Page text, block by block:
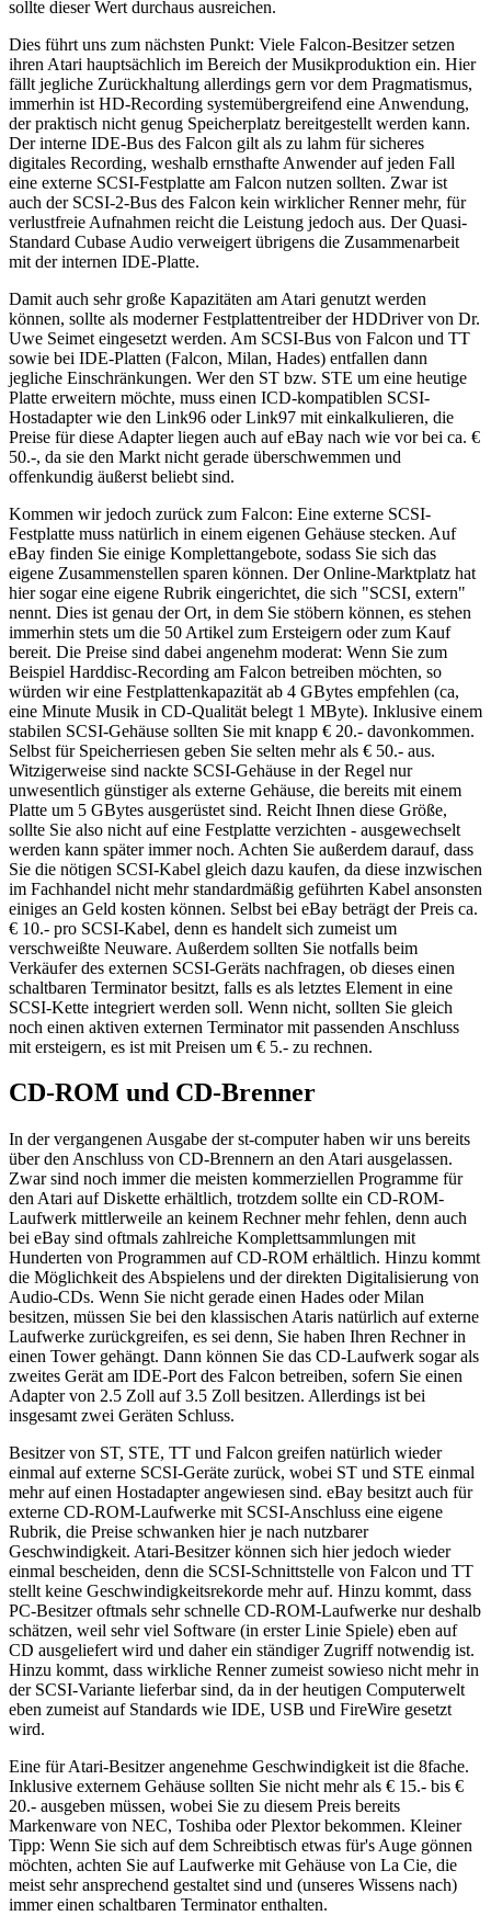
sollte dieser Wert durchaus ausreichen.
Dies führt uns zum nächsten Punkt: Viele Falcon-Besitzer setzen
ihren Atari hauptsächlich im Bereich der Musikproduktion ein. Hier
fällt jegliche Zurückhaltung allerdings gern vor dem Pragmatismus,
immerhin ist HD-Recording systemübergreifend eine Anwendung,
der praktisch nicht genug Speicherplatz bereitgestellt werden kann.
Der interne IDE-Bus des Falcon gilt als zu lahm für sicheres
digitales Recording, weshalb ernsthafte Anwender auf jeden Fall
eine externe SCSI-Festplatte am Falcon nutzen sollten. Zwar ist
auch der SCSI-2-Bus des Falcon kein wirklicher Renner mehr, für
verlustfreie Aufnahmen reicht die Leistung jedoch aus. Der Quasi-
Standard Cubase Audio verweigert übrigens die Zusammenarbeit
mit der internen IDE-Platte.
Damit auch sehr große Kapazitäten am Atari genutzt werden
können, sollte als moderner Festplattentreiber der HDDriver von Dr.
Uwe Seimet eingesetzt werden. Am SCSI-Bus von Falcon und TT
sowie bei IDE-Platten (Falcon, Milan, Hades) entfallen dann
jegliche Einschränkungen. Wer den ST bzw. STE um eine heutige
Platte erweitern möchte, muss einen ICD-kompatiblen SCSI-
Hostadapter wie den Link96 oder Link97 mit einkalkulieren, die
Preise für diese Adapter liegen auch auf eBay nach wie vor bei ca. €
50.-, da sie den Markt nicht gerade überschwemmen und
offenkundig äußerst beliebt sind.
Kommen wir jedoch zurück zum Falcon: Eine externe SCSI-
Festplatte muss natürlich in einem eigenen Gehäuse stecken. Auf
eBay finden Sie einige Komplettangebote, sodass Sie sich das
eigene Zusammenstellen sparen können. Der Online-Marktplatz hat
hier sogar eine eigene Rubrik eingerichtet, die sich "SCSI, extern"
nennt. Dies ist genau der Ort, in dem Sie stöbern können, es stehen
immerhin stets um die 50 Artikel zum Ersteigern oder zum Kauf
bereit. Die Preise sind dabei angenehm moderat: Wenn Sie zum
Beispiel Harddisc-Recording am Falcon betreiben möchten, so
würden wir eine Festplattenkapazität ab 4 GBytes empfehlen (ca,
eine Minute Musik in CD-Qualität belegt 1 MByte). Inklusive einem
stabilen SCSI-Gehäuse sollten Sie mit knapp € 20.- davonkommen.
Selbst für Speicherriesen geben Sie selten mehr als € 50.- aus.
Witzigerweise sind nackte SCSI-Gehäuse in der Regel nur
unwesentlich günstiger als externe Gehäuse, die bereits mit einem
Platte um 5 GBytes ausgerüstet sind. Reicht Ihnen diese Größe,
sollte Sie also nicht auf eine Festplatte verzichten - ausgewechselt
werden kann später immer noch. Achten Sie außerdem darauf, dass
Sie die nötigen SCSI-Kabel gleich dazu kaufen, da diese inzwischen
im Fachhandel nicht mehr standardmäßig geführten Kabel ansonsten
einiges an Geld kosten können. Selbst bei eBay beträgt der Preis ca.
€ 10.- pro SCSI-Kabel, denn es handelt sich zumeist um
verschweißte Neuware. Außerdem sollten Sie notfalls beim
Verkäufer des externen SCSI-Geräts nachfragen, ob dieses einen
schaltbaren Terminator besitzt, falls es als letztes Element in eine
SCSI-Kette integriert werden soll. Wenn nicht, sollten Sie gleich
noch einen aktiven externen Terminator mit passenden Anschluss
mit ersteigern, es ist mit Preisen um € 5.- zu rechnen.
CD-ROM und CD-Brenner
In der vergangenen Ausgabe der st-computer haben wir uns bereits
über den Anschluss von CD-Brennern an den Atari ausgelassen.
Zwar sind noch immer die meisten kommerziellen Programme für
den Atari auf Diskette erhältlich, trotzdem sollte ein CD-ROM-
Laufwerk mittlerweile an keinem Rechner mehr fehlen, denn auch
bei eBay sind oftmals zahlreiche Komplettsammlungen mit
Hunderten von Programmen auf CD-ROM erhältlich. Hinzu kommt
die Möglichkeit des Abspielens und der direkten Digitalisierung von
Audio-CDs. Wenn Sie nicht gerade einen Hades oder Milan
besitzen, müssen Sie bei den klassischen Ataris natürlich auf externe
Laufwerke zurückgreifen, es sei denn, Sie haben Ihren Rechner in
einen Tower gehängt. Dann können Sie das CD-Laufwerk sogar als
zweites Gerät am IDE-Port des Falcon betreiben, sofern Sie einen
Adapter von 2.5 Zoll auf 3.5 Zoll besitzen. Allerdings ist bei
insgesamt zwei Geräten Schluss.
Besitzer von ST, STE, TT und Falcon greifen natürlich wieder
einmal auf externe SCSI-Geräte zurück, wobei ST und STE einmal
mehr auf einen Hostadapter angewiesen sind. eBay besitzt auch für
externe CD-ROM-Laufwerke mit SCSI-Anschluss eine eigene
Rubrik, die Preise schwanken hier je nach nutzbarer
Geschwindigkeit. Atari-Besitzer können sich hier jedoch wieder
einmal bescheiden, denn die SCSI-Schnittstelle von Falcon und TT
stellt keine Geschwindigkeitsrekorde mehr auf. Hinzu kommt, dass
PC-Besitzer oftmals sehr schnelle CD-ROM-Laufwerke nur deshalb
schätzen, weil sehr viel Software (in erster Linie Spiele) eben auf
CD ausgeliefert wird und daher ein ständiger Zugriff notwendig ist.
Hinzu kommt, dass wirkliche Renner zumeist sowieso nicht mehr in
der SCSI-Variante lieferbar sind, da in der heutigen Computerwelt
eben zumeist auf Standards wie IDE, USB und FireWire gesetzt
wird.
Eine für Atari-Besitzer angenehme Geschwindigkeit ist die 8fache.
Inklusive externem Gehäuse sollten Sie nicht mehr als € 15.- bis €
20.- ausgeben müssen, wobei Sie zu diesem Preis bereits
Markenware von NEC, Toshiba oder Plextor bekommen. Kleiner
Tipp: Wenn Sie sich auf dem Schreibtisch etwas für's Auge gönnen
möchten, achten Sie auf Laufwerke mit Gehäuse von La Cie, die
meist sehr ansprechend gestaltet sind und (unseres Wissens nach)
immer einen schaltbaren Terminator enthalten.